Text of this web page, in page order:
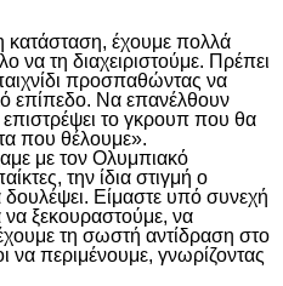
κατάσταση, έχουμε πολλά
να τη διαχειριστούμε. Πρέπει
προσπαθώντας να
επίπεδο. Να επανέλθουν
επιστρέψει το γκρουπ που θα
που θέλουμε».
με τον Ολυμπιακό
την ίδια στιγμή ο
δουλέψει. Είμαστε υπό συνεχή
να ξεκουραστούμε, να
τη σωστή αντίδραση στο
να περιμένουμε, γνωρίζοντας